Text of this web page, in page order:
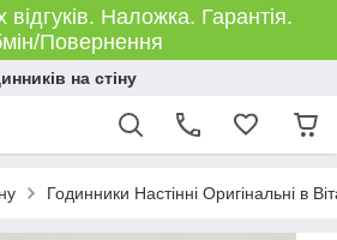
відгуків. Наложка. Гарантія.
Повернення
на стіну
Годинники Настінні Оригінальні в